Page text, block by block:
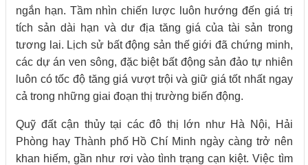
ngắn hạn. Tầm nhìn chiến lược luôn hướng đến giá trị
tích sản dài hạn và dư địa tăng giá của tài sản trong
tương lai. Lịch sử bất động sản thế giới đã chứng minh,
các dự án ven sông, đặc biệt bất động sản đảo tự nhiên
luôn có tốc độ tăng giá vượt trội và giữ giá tốt nhất ngay
cả trong những giai đoạn thị trường biến động.
Quỹ đất cận thủy tại các đô thị lớn như Hà Nội, Hải
Phòng hay Thành phố Hồ Chí Minh ngày càng trở nên
khan hiếm, gần như rơi vào tình trạng cạn kiệt. Việc tìm